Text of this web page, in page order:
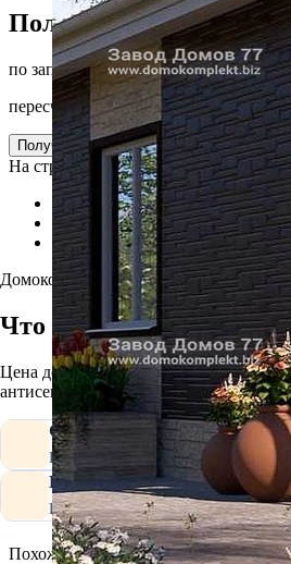
Получить точную цену
по запросу
пересчитаем под ваш участок за 24
Получить расчёт
Открыть
На странице
О проекте
Комплектации и цены
Похожие проекты
Домокомплект
Что входит и сколько
Цена домокомплекта включает: СИП-
антисептированный). Крепёж и все
СИП-панели по проекту
Раскроены и промаркированы под
Коробка дома и крыша
Пиломатериал для сборки коробки
Похожие проекты